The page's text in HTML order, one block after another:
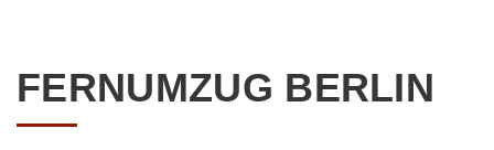
FERNUMZUG BERLIN